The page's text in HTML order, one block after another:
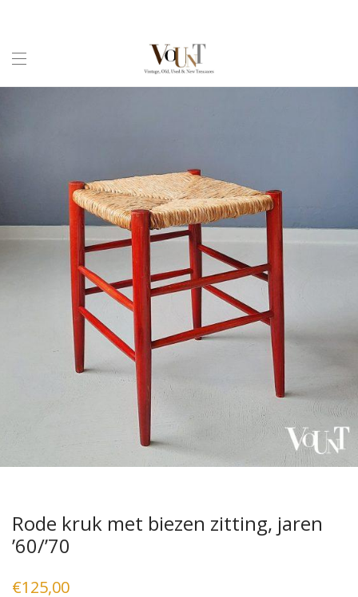
Rode kruk met biezen zitting, jaren
’60/’70
€125,00